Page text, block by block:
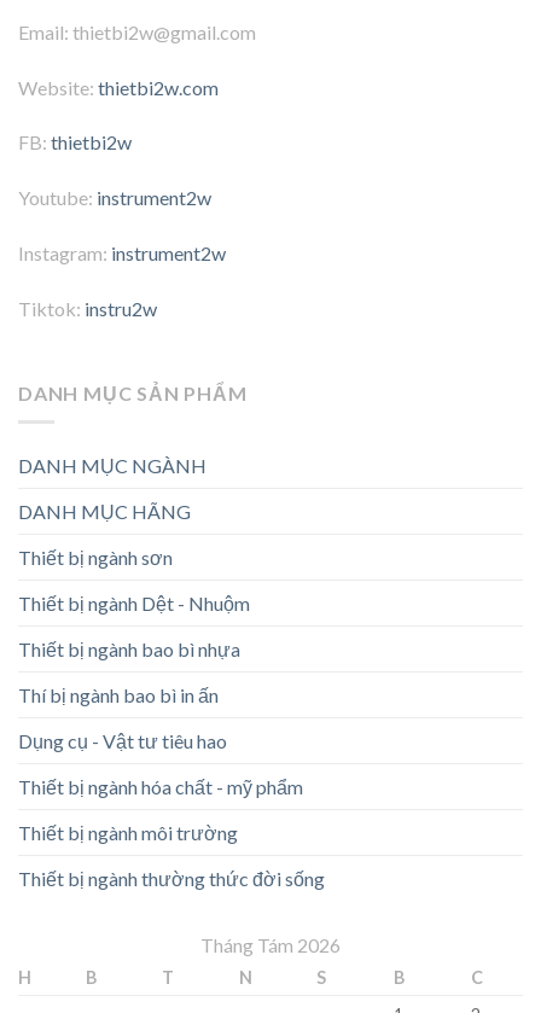
Email: thietbi2w@gmail.com
Website: thietbi2w.com
FB: thietbi2w
Youtube: instrument2w
Instagram: instrument2w
Tiktok: instru2w
DANH MỤC SẢN PHẨM
DANH MỤC NGÀNH
DANH MỤC HÃNG
Thiết bị ngành sơn
Thiết bị ngành Dệt - Nhuộm
Thiết bị ngành bao bì nhựa
Thí bị ngành bao bì in ấn
Dụng cụ - Vật tư tiêu hao
Thiết bị ngành hóa chất - mỹ phẩm
Thiết bị ngành môi trường
Thiết bị ngành thường thức đời sống
Tháng Tám 2026
H B T N S B
C